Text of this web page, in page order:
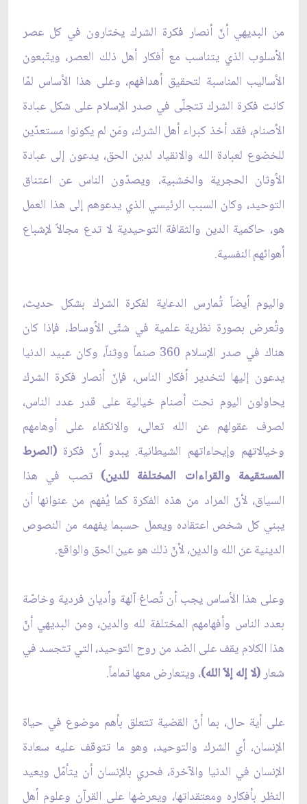
من البديهي أنّ أنصار فكرة الشرك يختارون في كل عصر
الأسلوب الذي يتناسب مع أفكار أهل ذلك العصر، ويتّبعون
الأساليب المناسبة لتحقيق أهدافهم، وعلى هذا الأساس لمّا
كانت فكرة الشرك تتجلّى في صدر الإسلام على شكل عبادة
الأصنام، فقد أخذ كبراء أهل الشرك، ومَن لم يكونوا مستعدّين
للخضوع لعبادة الله والانقياد لدين الحق، يدعون إلى عبادة
الأوثان الحجرية والخشبية، ويصدّون الناس عن اعتناق
التوحيد، وكان السبب الرئيسي الذي يدعوهم إلى هذا العمل
هو، حاكمية الدين والثقافة التوحيدية لا تدع مجالاً لإشباع
أهوائهم النفسية.
واليوم أيضاً تُمارس الدعاية لفكرة الشرك بشكل حديث،
وتُعرض بصورة نظرية علمية في شتّى الأوساط، فإذا كان
هناك في صدر الإسلام 360 صنماً ووثناً، وكان عبيد الدنيا
يدعون إليها لتخدير أفكار الناس، فإنّ أنصار فكرة الشرك
يحاولون اليوم نحت أصنام خيالية على قدر عدد الناس،
لصرف عقولهم عن الله تعالى، والانكفاء على أوهامهم
وخيالاتهم وإيحاءاتهم الشيطانية. يبدو أنّ فكرة(الصرط
المستقيمة والقراءات المختلفة للدين) تصب في هذا
السياق، لأنّ المراد من هذه الفكرة كما يُفهم من عنوانها أن
يبني كل شخص اعتقاده ويعمل حسبما يفهمه من النصوص
الدينية عن الله والدين، لأنّ ذلك هو عين الحق والواقع.
وعلى هذا الأساس يجب أن تُصاغ آلهة وأديان فردية وخاصّة
بعدد الناس وأفهامهم المختلفة لله والدين، ومن البديهي أنّ
هذا الكلام يقف على الضد من روح التوحيد، التي تتجسد في
شعار(لا إله إلاّ الله)، ويتعارض معها تماماً.
على أية حال، بما أنّ القضية تتعلق بأهم موضوع في حياة
الإنسان، أي الشرك والتوحيد، وهو ما تتوقف عليه سعادة
الإنسان في الدنيا والآخرة، فحري بالإنسان أن يتأمّل ويعيد
النظر بأفكاره ومعتقداتها، ويعرضها على القرآن وعلوم أهل